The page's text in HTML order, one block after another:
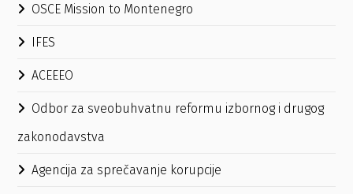
OSCE Mission to Montenegro
IFES
ACEEEO
Odbor za sveobuhvatnu reformu izbornog i drugog
zakonodavstva
Agencija za sprečavanje korupcije